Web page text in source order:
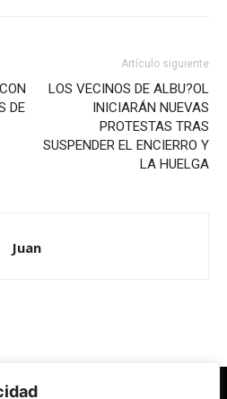
DE
Artículo siguiente
LOS VECINOS DE ALBU?OL
INICIARÁN NUEVAS
PROTESTAS TRAS
SUSPENDER EL ENCIERRO Y
LA HUELGA
Juan